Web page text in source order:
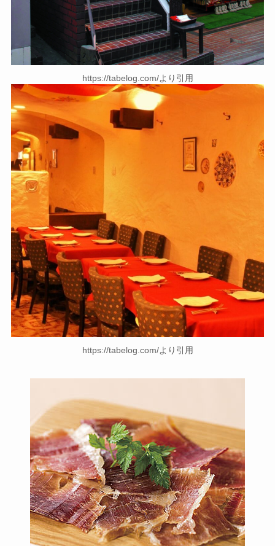
https://tabelog.com/より引用
https://tabelog.com/より引用